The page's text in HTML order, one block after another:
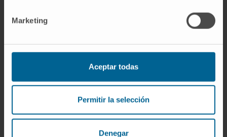
Marketing
Aceptar todas
Permitir la selección
Denegar
MedlinePlus en español. Antibióticos.
profesionales).Generalidades sobre los
Real Academia Española.
Bacteriostático. Diccionario de la lengua
española, 23.ª edición.
MedlinePlus en español.Infecciones